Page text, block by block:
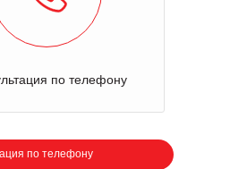
по телефону
по телефону